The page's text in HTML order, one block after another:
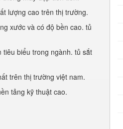
lượng cao trên thị trường.
xước và có độ bền cao. tủ
biểu trong ngành. tủ sắt
trên thị trường việt nam.
tảng kỹ thuật cao.